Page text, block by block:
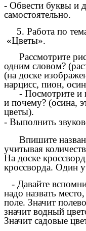
- Обвести буквы и
самостоятельно.
5. Работа по
«Цветы».
Рассмотрите
одним словом?
(на доске
нарцисс, пион,
- Посмотрите и
и почему? (осина,
цветы).
- Выполнить
Впишите
учитывая
На доске
кроссворда. Один
- Давайте
надо назвать
поле. Значит
значит водный
Значит садовые